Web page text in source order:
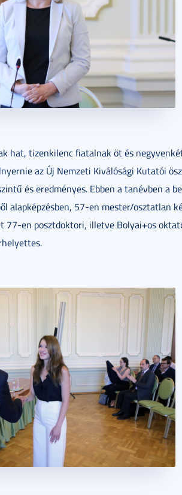
hat, tizenkilenc fiatalnak öt és
az Új Nemzeti Kiválósági Kutatói
és eredményes. Ebben a tanévben a
alapképzésben, 57-en mester/osztatlan
77-en posztdoktori, illetve Bolyai+os